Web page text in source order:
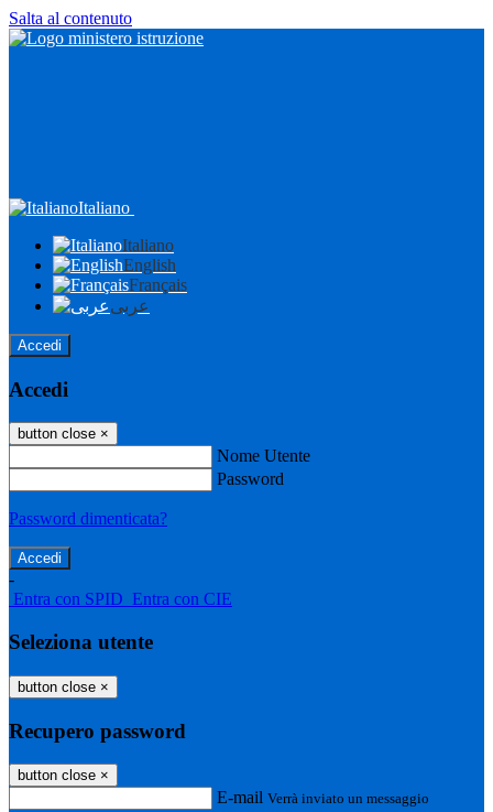
Salta al contenuto
Italiano
Italiano
English
Français
عربى
Accedi
Accedi
button close ×
Nome Utente
Password
Password dimenticata?
-
Entra con SPID Entra con CIE
Seleziona utente
button close ×
Recupero password
button close ×
E-mail Verrà inviato un messaggio